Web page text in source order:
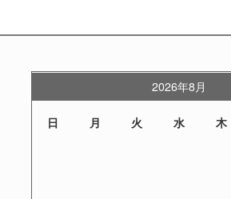
2026年8月
日 月 火 水 木